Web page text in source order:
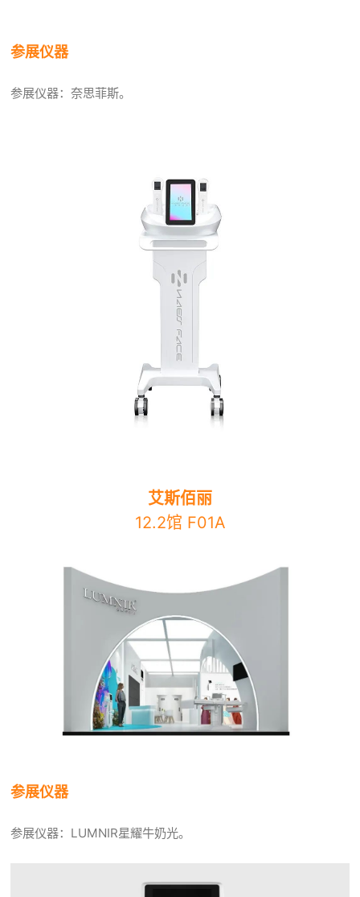
参展仪器
参展仪器：奈思菲斯。
艾斯佰丽
12.2馆 F01A
参展仪器
参展仪器：LUMNIR星耀牛奶光。